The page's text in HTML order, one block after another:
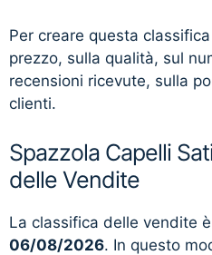
Per creare questa
prezzo, sulla qualità, sul
recensioni ricevute, sulla
clienti.
Spazzola Capelli
delle Vendite
La classifica delle vendite
06/08/2026. In questo